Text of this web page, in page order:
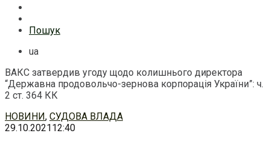
Пошук
ua
ВАКС затвердив угоду щодо колишнього директора
“Державна продовольчо-зернова корпорація України”: ч.
2 ст. 364 КК
Перейти
до
НОВИНИ, СУДОВА ВЛАДА
29.10.202112:40